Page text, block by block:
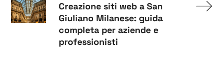
Creazione siti web a San
Giuliano Milanese: guida
completa per aziende e
professionisti